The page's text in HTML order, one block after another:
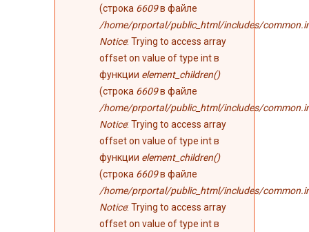
(строка 6609в файле
/home/prportal/public_html/includes/
Notice: Trying to access array
offset on value of type int в
функции element_children()
(строка 6609в файле
/home/prportal/public_html/includes/
Notice: Trying to access array
offset on value of type int в
функции element_children()
(строка 6609в файле
/home/prportal/public_html/includes/
Notice: Trying to access array
offset on value of type int в